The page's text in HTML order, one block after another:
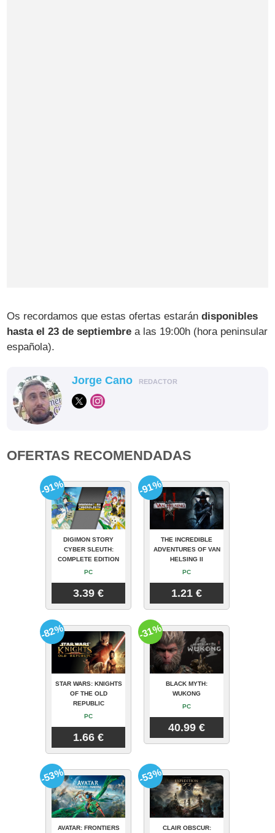
Os recordamos que estas ofertas estarándisponibles
hasta el 23 de septiembre a las 19:00h (hora peninsular
española).
Jorge Cano REDACTOR
OFERTAS RECOMENDADAS
DIGIMON STORY
CYBER SLEUTH:
COMPLETE EDITION
PC
3.39 €
-91%
THE INCREDIBLE
ADVENTURES OF VAN
HELSING II
PC
1.21 €
-91%
STAR WARS: KNIGHTS
OF THE OLD
REPUBLIC
PC
1.66 €
-82%
BLACK MYTH:
WUKONG
PC
40.99 €
-31%
AVATAR: FRONTIERS
-53%
CLAIR OBSCUR:
-53%